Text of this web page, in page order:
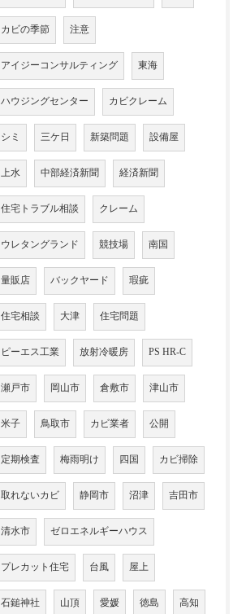
カビの季節 注意
アイジーコンサルティング 東海
ハウジングセンター カビクレーム
シミ 三ケ日 新築問題 設備屋
上水 中部経済新聞 経済新聞
住宅トラブル相談 クレーム
ウレタングランド 競技場 南国
量販店 バックヤード 瑕疵
住宅相談 大津 住宅問題
ピーエス工業 放射冷暖房 PS HR-C
瀬戸市 岡山市 倉敷市 津山市
米子 鳥取市 カビ業者 公開
定期検査 梅雨明け 四国 カビ掃除
取れないカビ 静岡市 沼津 吉田市
清水市 ゼロエネルギーハウス
プレカット住宅 台風 屋上
石鎚神社 山頂 愛媛 徳島 高知